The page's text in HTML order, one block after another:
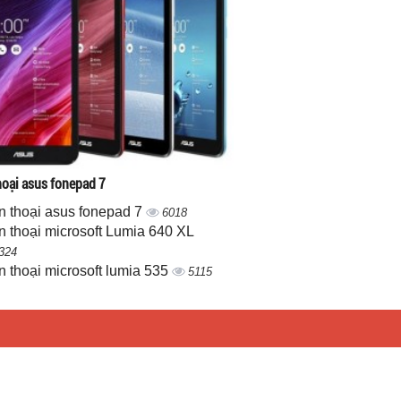
asus fonepad 7
thoại asus fonepad 7 6018
thoại microsoft Lumia 640 XL
thoại microsoft lumia 535 5115